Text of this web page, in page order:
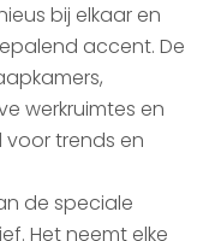
bij elkaar en
accent. De
werkruimtes en
trends en
de speciale
Het neemt elke